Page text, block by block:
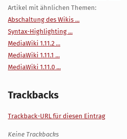
Artikel mit ähnlichen Themen:
Abschaltung des Wikis ...
Syntax-Highlighting ...
MediaWiki 1.11.2 ...
MediaWiki 1.11.1 ...
MediaWiki 1.11.0 ...
Trackbacks
Trackback-URL für diesen Eintrag
Keine Trackbacks